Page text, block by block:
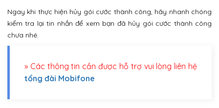
Ngay khi thực hiện hủy gói cước thành công, hãy nhanh chóng
kiểm tra lại tin nhắn để xem bạn đã hủy gói cước thành công
chưa nhé.
» Các thông tin cần được hỗ trợ vui lòng liên hệ
tổng đài Mobifone